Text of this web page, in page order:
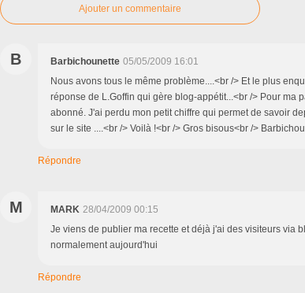
Ajouter un commentaire
B Barbichounette 05/05/2009 16:01
Nous avons tous le même problème....<br /> Et le plus
réponse de L.Goffin qui gère blog-appétit...<br /> Pour ma
abonné. J'ai perdu mon petit chiffre qui permet de savoir
sur le site ....<br /> Voilà !<br /> Gros bisous<br />
Répondre
M MARK 28/04/2009 00:15
Je viens de publier ma recette et déjà j'ai des visiteurs via
normalement aujourd'hui
Répondre